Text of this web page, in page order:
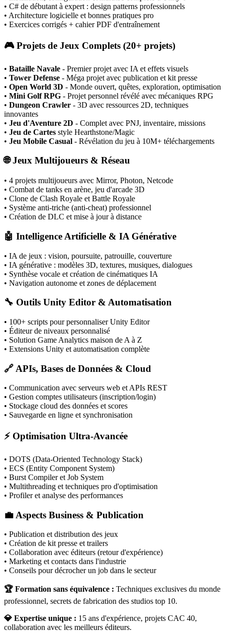
• C# de débutant à expert : design patterns professionnels
• Architecture logicielle et bonnes pratiques pro
• Exercices corrigés + cahier PDF d'entraînement
🎮 Projets de Jeux Complets (20+ projets)
• Bataille Navale - Premier projet avec IA et effets visuels
• Tower Defense - Méga projet avec publication et kit presse
• Open World 3D - Monde ouvert, quêtes, exploration, optimisation
• Mini Golf RPG - Projet personnel révélé avec mécaniques RPG
• Dungeon Crawler - 3D avec ressources 2D, techniques
innovantes
• Jeu d'Aventure 2D - Complet avec PNJ, inventaire, missions
• Jeu de Cartes style Hearthstone/Magic
• Jeu Mobile Casual - Révélation du jeu à 10M+ téléchargements
🌐 Jeux Multijoueurs & Réseau
• 4 projets multijoueurs avec Mirror, Photon, Netcode
• Combat de tanks en arène, jeu d'arcade 3D
• Clone de Clash Royale et Battle Royale
• Système anti-triche (anti-cheat) professionnel
• Création de DLC et mise à jour à distance
🤖 Intelligence Artificielle & IA Générative
• IA de jeux : vision, poursuite, patrouille, couverture
• IA générative : modèles 3D, textures, musiques, dialogues
• Synthèse vocale et création de cinématiques IA
• Navigation autonome et zones de déplacement
🔧 Outils Unity Editor & Automatisation
• 100+ scripts pour personnaliser Unity Editor
• Éditeur de niveaux personnalisé
• Solution Game Analytics maison de A à Z
• Extensions Unity et automatisation complète
🔗 APIs, Bases de Données & Cloud
• Communication avec serveurs web et APIs REST
• Gestion comptes utilisateurs (inscription/login)
• Stockage cloud des données et scores
• Sauvegarde en ligne et synchronisation
⚡ Optimisation Ultra-Avancée
• DOTS (Data-Oriented Technology Stack)
• ECS (Entity Component System)
• Burst Compiler et Job System
• Multithreading et techniques pro d'optimisation
• Profiler et analyse des performances
💼 Aspects Business & Publication
• Publication et distribution des jeux
• Création de kit presse et trailers
• Collaboration avec éditeurs (retour d'expérience)
• Marketing et contacts dans l'industrie
• Conseils pour décrocher un job dans le secteur
🏆 Formation sans équivalence : Techniques exclusives du monde
professionnel, secrets de fabrication des studios top 10.
💎 Expertise unique : 15 ans d'expérience, projets CAC 40,
collaboration avec les meilleurs éditeurs.